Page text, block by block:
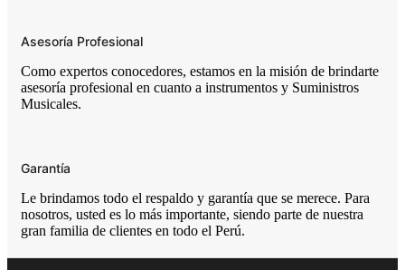
Asesoría Profesional
Como expertos conocedores, estamos en la misión de brindarte
asesoría profesional en cuanto a instrumentos y Suministros
Musicales.
Garantía
Le brindamos todo el respaldo y garantía que se merece. Para
nosotros, usted es lo más importante, siendo parte de nuestra
gran familia de clientes en todo el Perú.